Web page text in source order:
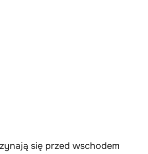
się przed wschodem